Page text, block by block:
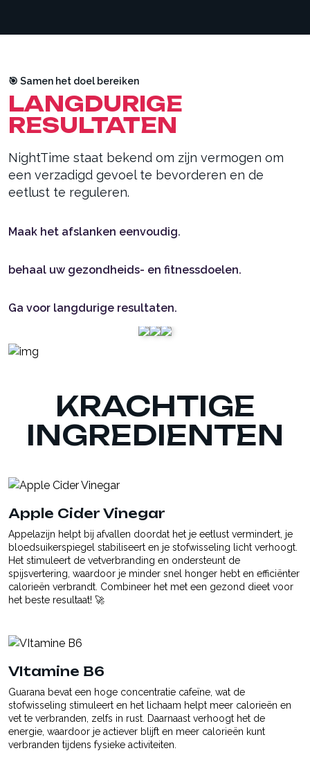
🎯 Samen het doel bereiken
LANGDURIGE
RESULTATEN
NightTime staat bekend om zijn vermogen om
een verzadigd gevoel te bevorderen en de
eetlust te reguleren.
Maak het afslanken eenvoudig.
behaal uw gezondheids- en fitnessdoelen.
Ga voor langdurige resultaten.
KRACHTIGE
INGREDIENTEN
Apple Cider Vinegar
Appelazijn helpt bij afvallen doordat het je eetlust vermindert, je
bloedsuikerspiegel stabiliseert en je stofwisseling licht verhoogt.
Het stimuleert de vetverbranding en ondersteunt de
spijsvertering, waardoor je minder snel honger hebt en efficiënter
calorieën verbrandt. Combineer het met een gezond dieet voor
het beste resultaat! 🚀
VItamine B6
Guarana bevat een hoge concentratie cafeïne, wat de
stofwisseling stimuleert en het lichaam helpt meer calorieën en
vet te verbranden, zelfs in rust. Daarnaast verhoogt het de
energie, waardoor je actiever blijft en meer calorieën kunt
verbranden tijdens fysieke activiteiten.